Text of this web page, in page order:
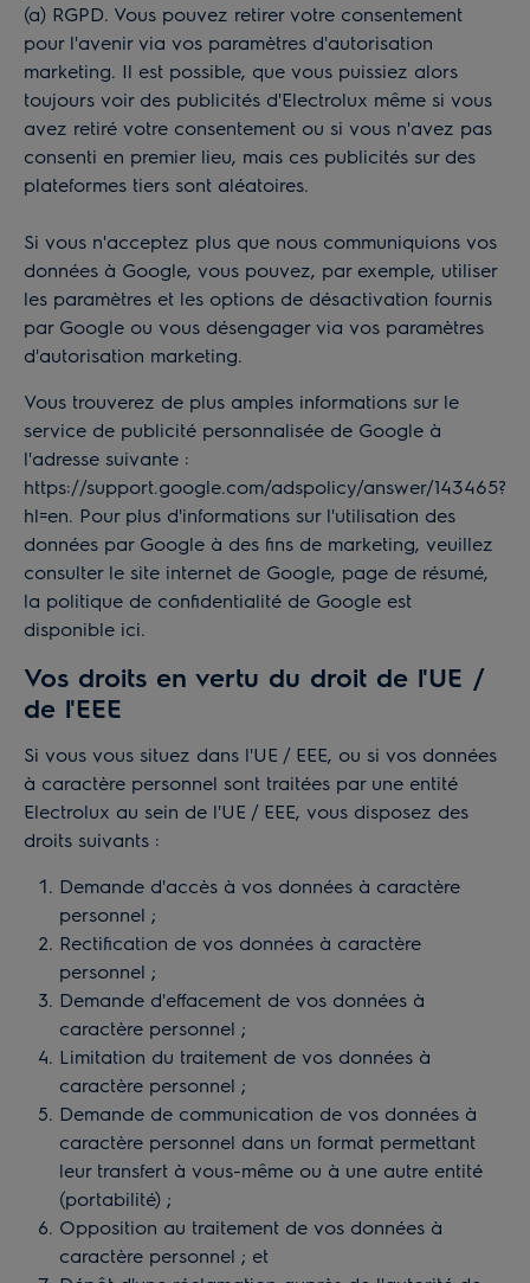
(a) RGPD. Vous pouvez retirer votre consentement
pour l'avenir via vos paramètres d'autorisation
marketing. Il est possible, que vous puissiez alors
toujours voir des publicités d'Electrolux même si vous
avez retiré votre consentement ou si vous n'avez pas
consenti en premier lieu, mais ces publicités sur des
plateformes tiers sont aléatoires.
Si vous n'acceptez plus que nous communiquions vos
données à Google, vous pouvez, par exemple, utiliser
les paramètres et les options de désactivation fournis
par Google ou vous désengager via vos paramètres
d'autorisation marketing.
Vous trouverez de plus amples informations sur le
service de publicité personnalisée de Google à
l'adresse suivante :
https://support.google.com/adspolicy/answer/143465?
hl=en. Pour plus d'informations sur l'utilisation des
données par Google à des fins de marketing, veuillez
consulter le site internet de Google, page de résumé,
la politique de confidentialité de Google est
disponible ici.
Vos droits en vertu du droit de l'UE /
de l'EEE
Si vous vous situez dans l'UE / EEE, ou si vos données
à caractère personnel sont traitées par une entité
Electrolux au sein de l'UE / EEE, vous disposez des
droits suivants :
Demande d'accès à vos données à caractère
personnel ;
Rectification de vos données à caractère
personnel ;
Demande d'effacement de vos données à
caractère personnel ;
Limitation du traitement de vos données à
caractère personnel ;
Demande de communication de vos données à
caractère personnel dans un format permettant
leur transfert à vous-même ou à une autre entité
(portabilité) ;
Opposition au traitement de vos données à
caractère personnel ; et